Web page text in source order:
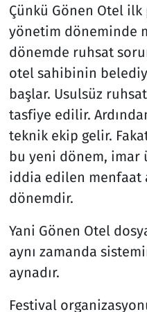
Çünkü Gönen Otel ilk
yönetim döneminde
dönemde ruhsat
otel sahibinin
başlar. Usulsüz
tasfiye edilir.
teknik ekip gelir.
bu yeni dönem, imar
iddia edilen menfaat
dönemdir.
Yani Gönen Otel
aynı zamanda
aynadır.
Festival